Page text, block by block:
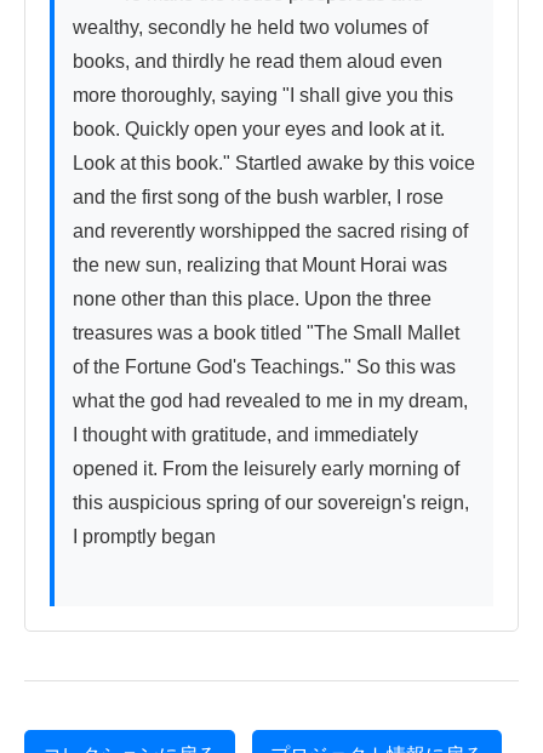
wealthy, secondly he held two volumes of
books, and thirdly he read them aloud even
more thoroughly, saying "I shall give you this
book. Quickly open your eyes and look at it.
Look at this book." Startled awake by this voice
and the first song of the bush warbler, I rose
and reverently worshipped the sacred rising of
the new sun, realizing that Mount Horai was
none other than this place. Upon the three
treasures was a book titled "The Small Mallet
of the Fortune God's Teachings." So this was
what the god had revealed to me in my dream,
I thought with gratitude, and immediately
opened it. From the leisurely early morning of
this auspicious spring of our sovereign's reign,
I promptly began